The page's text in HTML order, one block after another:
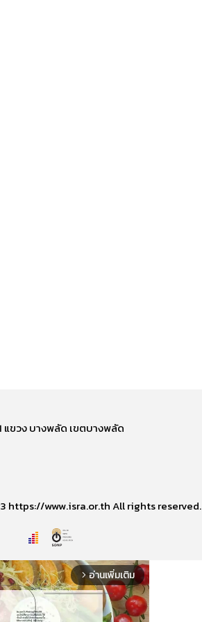
แขวง บางพลัด เขตบางพลัด
https://www.isra.or.th All rights reserved.
arrow_forward_ios อ่านเพิ่มเติม